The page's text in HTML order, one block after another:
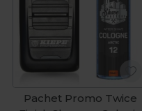
Pachet Promo Twice